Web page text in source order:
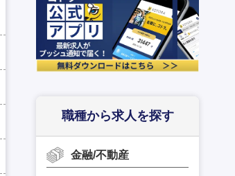
職種から求人を探す
金融/不動産